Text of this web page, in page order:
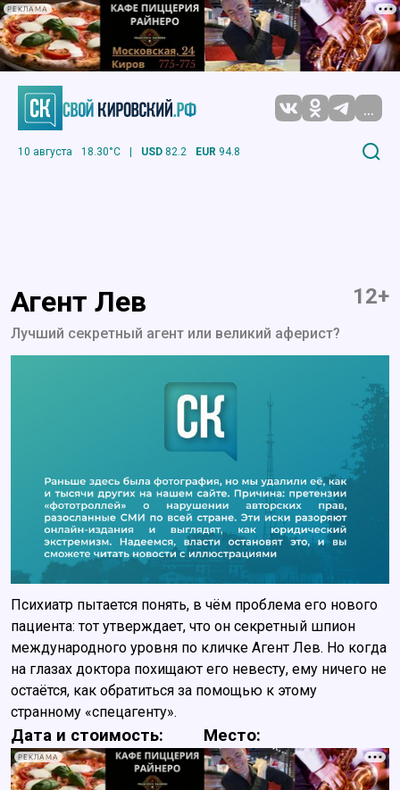
РЕКЛАМА
...
10 августа 18.30°C | USD 82.2 EUR 94.8
Агент Лев 12+
Лучший секретный агент или великий аферист?
Психиатр пытается понять, в чём проблема его нового
пациента: тот утверждает, что он секретный шпион
международного уровня по кличке Агент Лев. Но когда
на глазах доктора похищают его невесту, ему ничего не
остаётся, как обратиться за помощью к этому
странному «спецагенту».
Дата и стоимость: Место:
РЕКЛАМА